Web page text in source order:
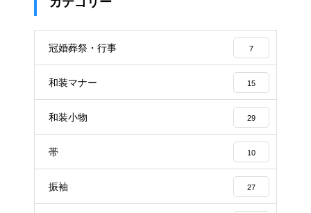
冠婚葬祭・行事 7
和装マナー 15
和装小物 29
帯 10
振袖 27